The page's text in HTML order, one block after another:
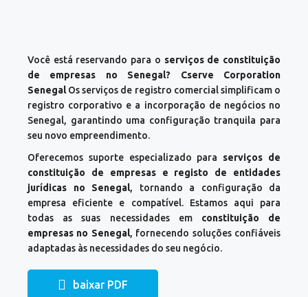
Você está reservando para o serviços de constituição
de empresas no Senegal? Cserve Corporation
SenegalOs serviços de registro comercial simplificam o
registro corporativo e a incorporação de negócios no
Senegal, garantindo uma configuração tranquila para
seu novo empreendimento.
Oferecemos suporte especializado para serviços de
constituição de empresas e registo de entidades
jurídicas no Senegal, tornando a configuração da
empresa eficiente e compatível. Estamos aqui para
todas as suas necessidades emconstituição de
empresas no Senegal, fornecendo soluções confiáveis
adaptadas às necessidades do seu negócio.
baixar PDF